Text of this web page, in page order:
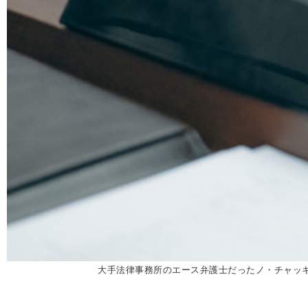
大手法律事務所のエース弁護士だったノ・チャッ